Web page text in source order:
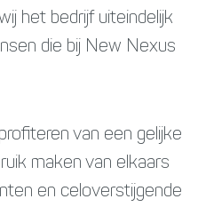
het bedrijf uiteindelijk
die bij New Nexus
van een gelijke
maken van elkaars
en celoverstijgende